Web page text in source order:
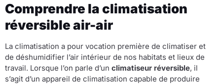
Comprendre la climatisation
réversible air-air
La climatisation a pour vocation première de climatiser et
de déshumidifier l’air intérieur de nos habitats et lieux de
travail. Lorsque l’on parle d’un climatiseur réversible, il
s’agit d’un appareil de climatisation capable de produire